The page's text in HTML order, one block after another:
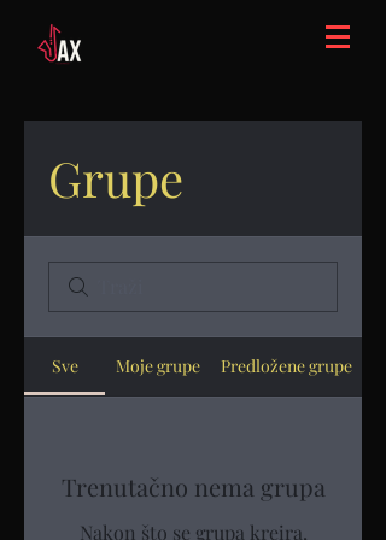
Grupe
Sve Moje grupe Predložene grupe
Trenutačno nema grupa
Nakon što se grupa kreira,